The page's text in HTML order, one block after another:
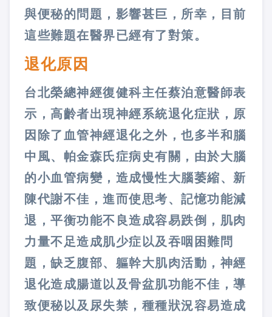
與便秘的問題，影響甚巨，所幸，目前
這些難題在醫界已經有了對策。
退化原因
台北榮總神經復健科主任蔡泊意醫師表
示，高齡者出現神經系統退化症狀，原
因除了血管神經退化之外，也多半和腦
中風、帕金森氏症病史有關，由於大腦
的小血管病變，造成慢性大腦萎縮、新
陳代謝不佳，進而使思考、記憶功能減
退，平衡功能不良造成容易跌倒，肌肉
力量不足造成肌少症以及吞咽困難問
題，缺乏腹部、軀幹大肌肉活動，神經
退化造成腸道以及骨盆肌功能不佳，導
致便秘以及尿失禁，種種狀況容易造成